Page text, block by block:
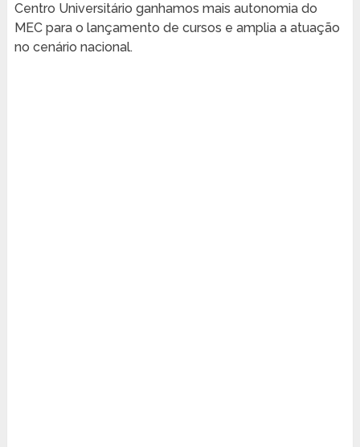
Centro Universitário ganhamos mais autonomia do
MEC para o lançamento de cursos e amplia a atuação
no cenário nacional.